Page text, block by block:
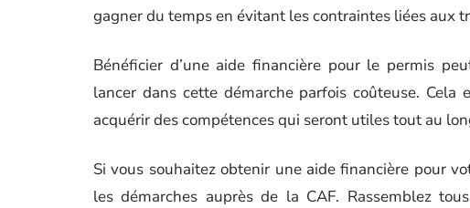
gagner du temps en évitant les contraintes liées aux
Bénéficier d’une aide financière pour le permis
lancer dans cette démarche parfois coûteuse.
acquérir des compétences qui seront utiles tout au
Si vous souhaitez obtenir une aide financière pour
les démarches auprès de la CAF. Rassemblez